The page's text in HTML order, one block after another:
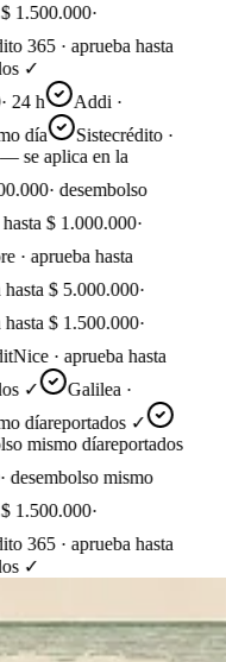
1.500.000·
365 · aprueba hasta
✓
24 h
Addi ·
día
Sistecrédito ·
se aplica en la
·desembolso
$ 1.000.000·
· aprueba hasta
$ 5.000.000·
$ 1.500.000·
· aprueba hasta
✓
Galilea ·
díareportados ✓
mismo díareportados
desembolso mismo
1.500.000·
365 · aprueba hasta
✓